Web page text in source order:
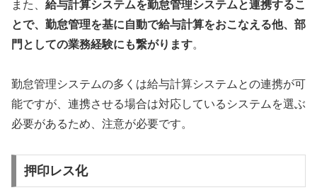
また、 給与計算システムを勤怠管理システムと連携するこ
とで、勤怠管理を基に自動で給与計算をおこなえる他、部
門としての業務経験にも繋がります。
勤怠管理システムの多くは給与計算システムとの連携が可
能ですが、連携させる場合は対応しているシステムを選ぶ
必要があるため、注意が必要です。
押印レス化